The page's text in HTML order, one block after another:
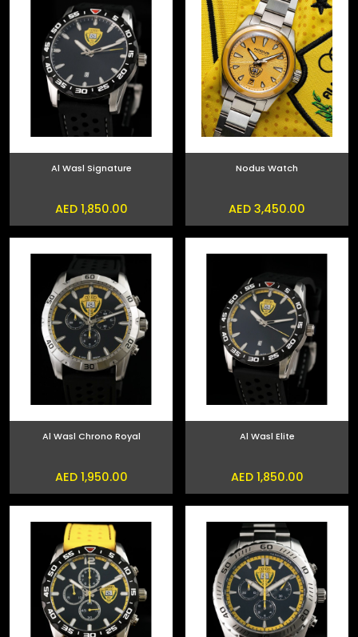
Nodus Watch
AED 3,450.00
Al Wasl Signature
AED 1,850.00
Al Wasl Elite
AED 1,850.00
Al Wasl Chrono Royal
AED 1,950.00